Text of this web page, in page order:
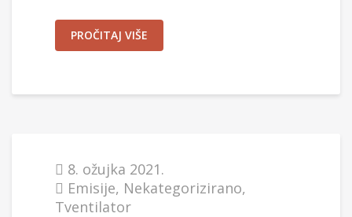
PROČITAJ VIŠE
8. ožujka 2021.
Emisije, Nekategorizirano,
Tventilator